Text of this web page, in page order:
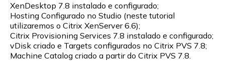
XenDesktop 7.8 instalado e configurado;
Hosting Configurado no Studio (neste tutorial
utilizaremos o Citrix XenServer 6.6);
Citrix Provisioning Services 7.8 instalado e configurado;
vDisk criado e Targets configurados no Citrix PVS 7.8;
Machine Catalog criado a partir do Citrix PVS 7.8.